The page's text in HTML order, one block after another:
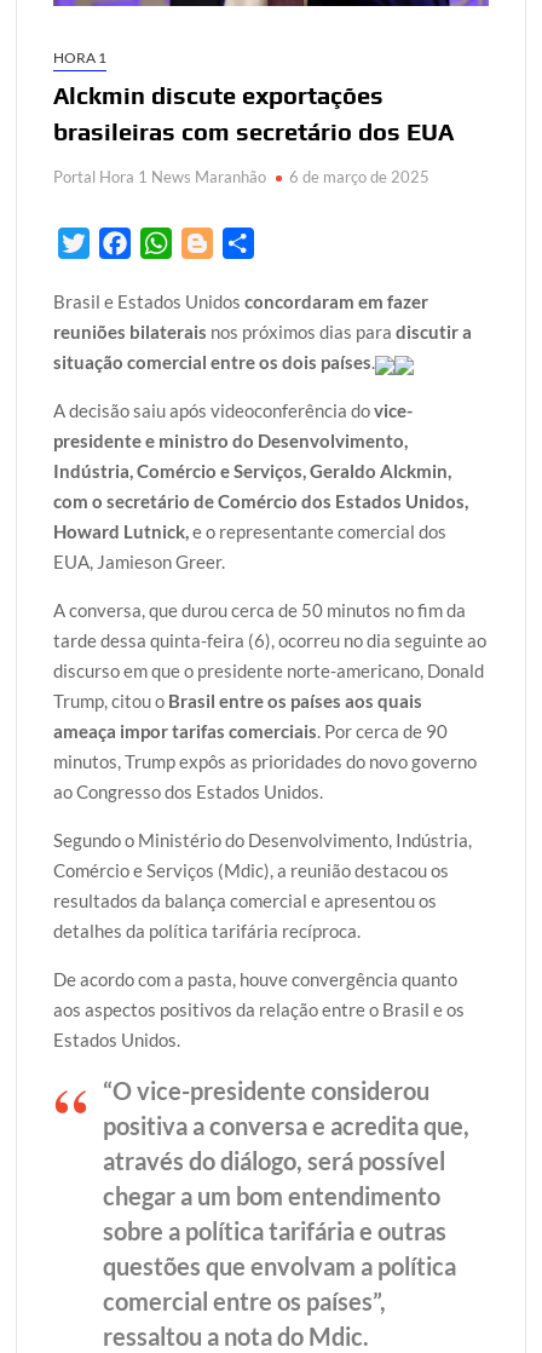
HORA 1
Alckmin discute exportações
brasileiras com secretário dos EUA
Portal Hora 1 News Maranhão 6 de março de 2025
i
t
t
e
r
c
e
b
k
W
a
t
s
p
p
o
g
g
e
a
r
e
Brasil e Estados Unidosconcordaram em fazer
reuniões bilaterais nos próximos dias paradiscutir a
situação comercial entre os dois países.
A decisão saiu após videoconferência dovice-
presidente e ministro do Desenvolvimento,
Indústria, Comércio e Serviços, Geraldo Alckmin,
com o secretário de Comércio dos Estados Unidos,
Howard Lutnick,e o representante comercial dos
EUA, Jamieson Greer.
A conversa, que durou cerca de 50 minutos no fim da
tarde dessa quinta-feira (6), ocorreu no dia seguinte ao
discurso em que o presidente norte-americano, Donald
Trump, citou o Brasil entre os países aos quais
ameaça impor tarifas comerciais. Por cerca de 90
minutos, Trump expôs as prioridades do novo governo
ao Congresso dos Estados Unidos.
Segundo o Ministério do Desenvolvimento, Indústria,
Comércio e Serviços (Mdic), a reunião destacou os
resultados da balança comercial e apresentou os
detalhes da política tarifária recíproca.
De acordo com a pasta, houve convergência quanto
aos aspectos positivos da relação entre o Brasil e os
Estados Unidos.
“O vice-presidente considerou
positiva a conversa e acredita que,
através do diálogo, será possível
chegar a um bom entendimento
sobre a política tarifária e outras
questões que envolvam a política
comercial entre os países”,
ressaltou a nota do Mdic.